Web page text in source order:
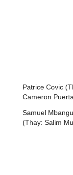
Patrice Covic
Cameron
Samuel
(Thay: Salim